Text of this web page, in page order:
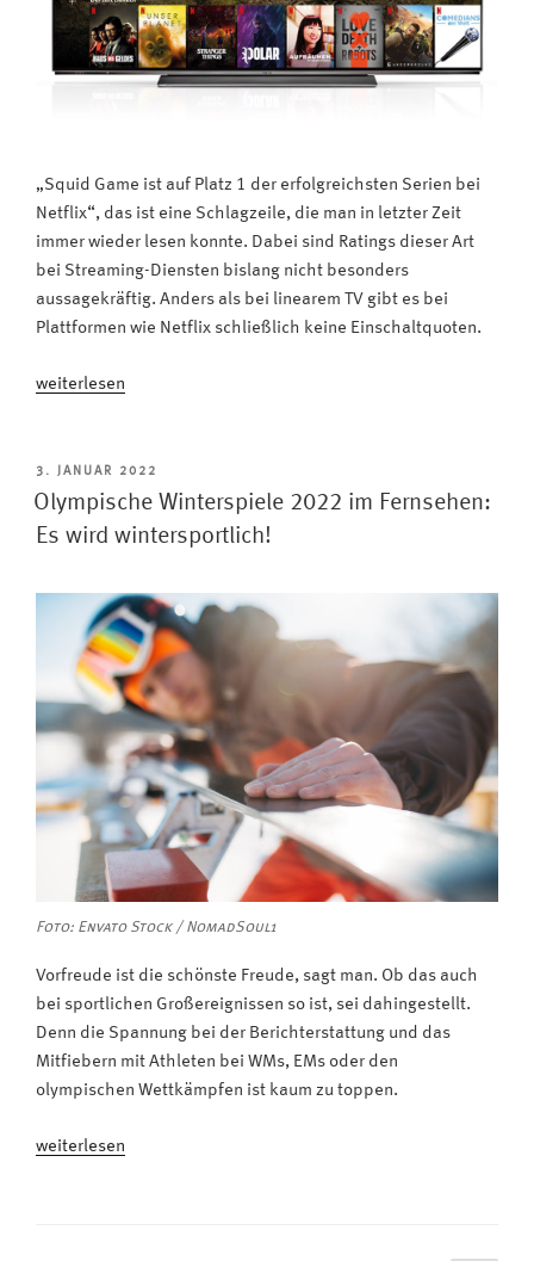
„Squid Game ist auf Platz 1 der erfolgreichsten Serien bei
Netflix“, das ist eine Schlagzeile, die man in letzter Zeit
immer wieder lesen konnte. Dabei sind Ratings dieser Art
bei Streaming-Diensten bislang nicht besonders
aussagekräftig. Anders als bei linearem TV gibt es bei
Plattformen wie Netflix schließlich keine Einschaltquoten.
„Neues
Ranking
für
erfolgreichste
Serien“
weiterlesen
VERÖFFENTLICHT
AM
3. JANUAR 2022
Olympische Winterspiele 2022 im Fernsehen:
Es wird wintersportlich!
Foto: Envato Stock / NomadSoul1
Vorfreude ist die schönste Freude, sagt man. Ob das auch
bei sportlichen Großereignissen so ist, sei dahingestellt.
Denn die Spannung bei der Berichterstattung und das
Mitfiebern mit Athleten bei WMs, EMs oder den
olympischen Wettkämpfen ist kaum zu toppen.
„Olympische
weiterlesen